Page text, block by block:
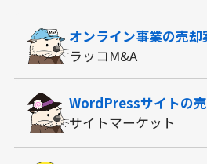
オンライン事業の売却
ラッコM&A
WordPressサイトの
サイトマーケット